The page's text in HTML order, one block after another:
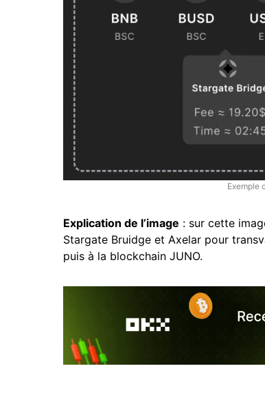
Exemple
Explication de l’image : sur cette
Stargate Bruidge et Axelar pour
puis à la blockchain JUNO.